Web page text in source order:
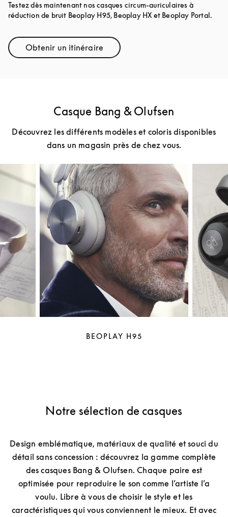
Testez dès maintenant nos casques circum-auriculaires à
réduction de bruit Beoplay H95, Beoplay HX et Beoplay Portal.
Obtenir un itinéraireLink Opens in New Tab
Casque Bang & Olufsen
Découvrez les différents modèles et coloris disponibles
dans un magasin près de chez vous.
BEOPLAY H95
Notre sélection de casques
Design emblématique, matériaux de qualité et souci du
détail sans concession : découvrez la gamme complète
des casques Bang & Olufsen. Chaque paire est
optimisée pour reproduire le son comme l’artiste l’a
voulu. Libre à vous de choisir le style et les
caractéristiques qui vous conviennent le mieux. Et avec